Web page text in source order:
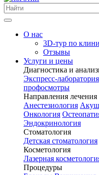
О нас
3D-тур по
Отзывы
Услуги и цены
Диагностика и
Экспресс-лаборатория
профосмотры
Направления лечения
Анестезиология
Онкология
Эндокринология
Стоматология
Детская стоматология
Косметология
Лазерная
Процедуры